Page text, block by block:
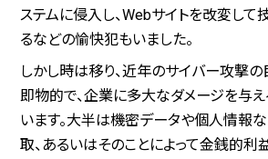
ステムに侵入し、Webサイトを改変して
るなどの愉快犯もいました。
しかし時は移り、近年のサイバー攻撃
即物的で、企業に多大なダメージを与え
います。大半は機密データや個人情報
取、あるいはそのことによって金銭的利